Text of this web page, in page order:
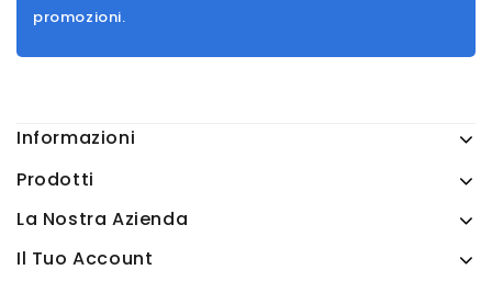
promozioni.
Informazioni
Prodotti
La Nostra Azienda
Il Tuo Account